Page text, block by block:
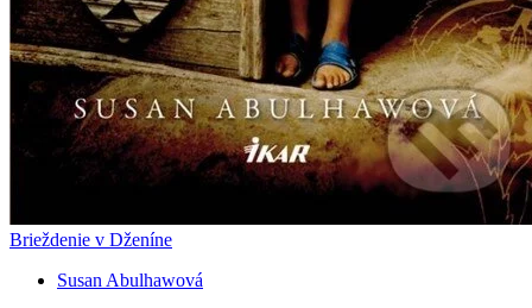
Brieždenie v Dženíne
Susan Abulhawová